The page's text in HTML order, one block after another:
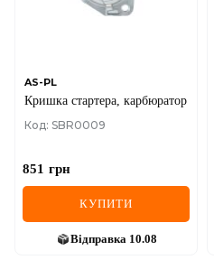
AS-PL
Кришка стартера, карбюратор
Код: SBR0009
851 грн
КУПИТИ
Відправка 10.08